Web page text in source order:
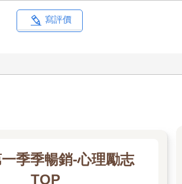
薩一定要配辣泡椒。去墨西哥餐廳，她一定
當配菜。她的醬汁要分開放，不能淋在菜
根達斯草莓冰淇淋，或是一袋橘子口味的雷
兩顆時思松露巧克力，生日吃一塊藍莓起
後悄悄記在心裡，把你照顧得無微不至，完
不討厭吃番茄、能不能吃海鮮、胃口大不
吃光哪一道小菜，等到下次你來家裡作客，
寫評價
季季暢銷-心理勵志
TOP